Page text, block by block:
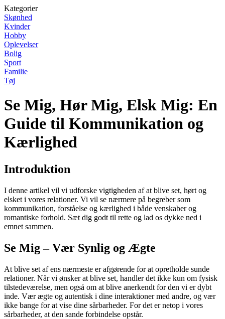
Kategorier
Skønhed
Kvinder
Hobby
Oplevelser
Bolig
Sport
Familie
Tøj
Se Mig, Hør Mig, Elsk Mig: En
Guide til Kommunikation og
Kærlighed
Introduktion
I denne artikel vil vi udforske vigtigheden af at blive set, hørt og
elsket i vores relationer. Vi vil se nærmere på begreber som
kommunikation, forståelse og kærlighed i både venskaber og
romantiske forhold. Sæt dig godt til rette og lad os dykke ned i
emnet sammen.
Se Mig – Vær Synlig og Ægte
At blive set af ens nærmeste er afgørende for at opretholde sunde
relationer. Når vi ønsker at blive set, handler det ikke kun om fysisk
tilstedeværelse, men også om at blive anerkendt for den vi er dybt
inde. Vær ægte og autentisk i dine interaktioner med andre, og vær
ikke bange for at vise dine sårbarheder. For det er netop i vores
sårbarheder, at den sande forbindelse opstår.